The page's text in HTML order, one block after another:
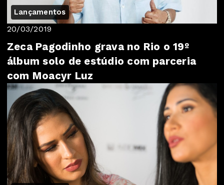
Lançamentos
20/03/2019
Zeca Pagodinho grava no Rio o 19º
álbum solo de estúdio com parceria
com Moacyr Luz